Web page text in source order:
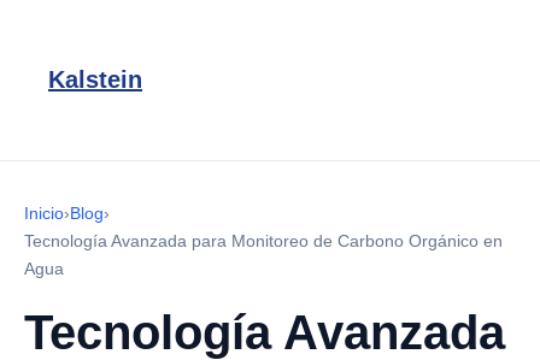
Kalstein
Inicio›Blog›
Tecnología Avanzada para Monitoreo de Carbono Orgánico en
Agua
Tecnología Avanzada